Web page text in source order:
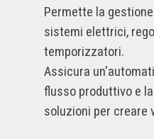
Permette la
sistemi elettrici,
temporizzatori.
Assicura
flusso produttivo e
soluzioni per creare